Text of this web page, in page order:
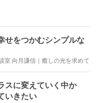
せをつかむシンプルな
室 向月謙信｜癒しの光を求めて
スに変えていく中か
いきたい